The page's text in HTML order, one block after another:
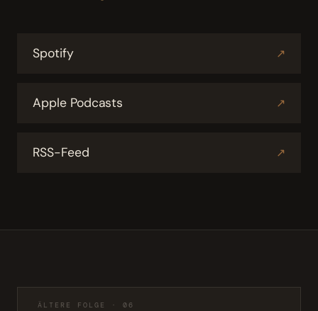
Spotify ↗
Apple Podcasts ↗
RSS-Feed ↗
ÄLTERE FOLGE · 06